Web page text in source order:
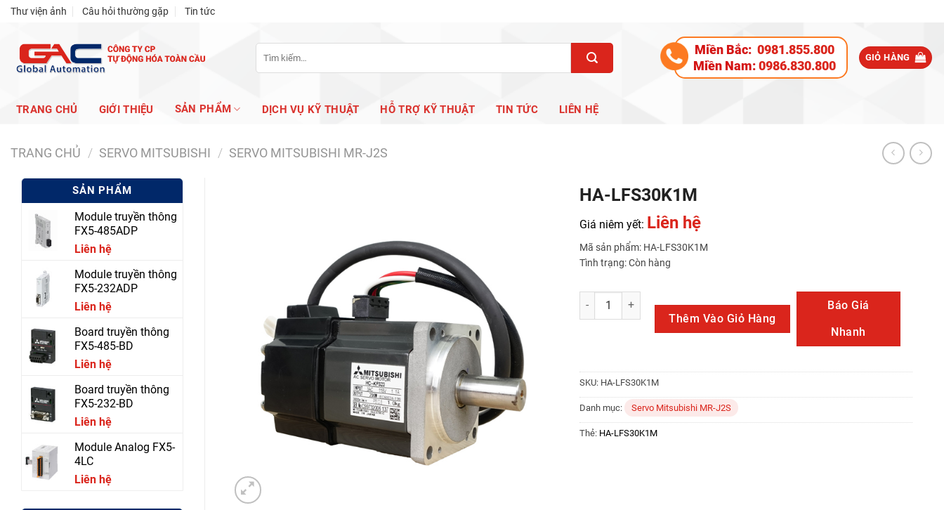
Skip
content
Thư viện ảnh Câu hỏi thường gặp Tin tức
Tìm
kiếm:
Miền Bắc: 0981.855.800
Miền Nam:0986.830.800
GIỎ HÀNG
TRANG CHỦ GIỚI THIỆU SẢN PHẨM DỊCH VỤ KỸ THUẬT HỖ TRỢ KỸ THUẬT TIN TỨC LIÊN HỆ
TRANG CHỦ / SERVO MITSUBISHI / SERVO MITSUBISHI MR-J2S
SẢN PHẨM
Module truyền thông
FX5-485ADP
Liên hệ
Module truyền thông
FX5-232ADP
Liên hệ
Board truyền thông
FX5-485-BD
Liên hệ
Board truyền thông
FX5-232-BD
Liên hệ
Module Analog FX5-
4LC
Liên hệ
HA-LFS30K1M
Giá niêm yết: Liên hệ
Mã sản phẩm: HA-LFS30K1M
Tình trạng: Còn hàng
HA-LFS30K1M số lượng
Thêm Vào Giỏ Hàng
Báo Giá
Nhanh
SKU: HA-LFS30K1M
Danh mục: Servo Mitsubishi MR-J2S
Thẻ: HA-LFS30K1M